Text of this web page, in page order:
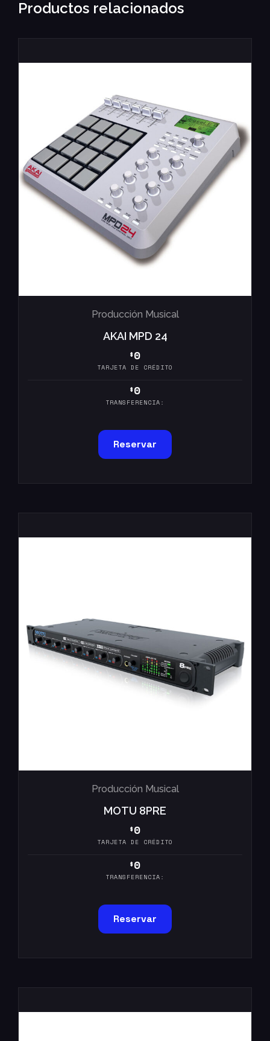
Productos relacionados
Producción Musical
AKAI MPD 24
$0
TARJETA DE CRÉDITO
$0
TRANSFERENCIA:
Reservar
Producción Musical
MOTU 8PRE
$0
TARJETA DE CRÉDITO
$0
TRANSFERENCIA:
Reservar